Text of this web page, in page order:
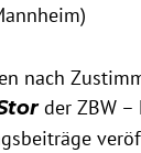
nach
der ZBW –